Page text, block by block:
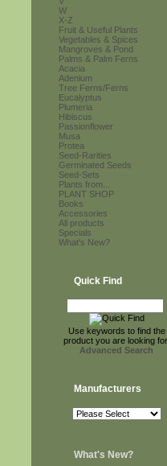
W
X-Z
Fruit & Useful Plants
Vegetables & Spices
Mangroves & Pond
Palms & Palm Ferns
Acacia
Adenium
Tree Ferns/Ferns
Eucalyptus
Plumeria
Hibiscus
Passionflower
Musa
Protea
Seed-Rarities
Germinated Seeds
Seed-Sets
Plants from...
PLANT SHOP
Books
Accessories
All products
Specials
What's New?
Quick Find
Use keywords to find the
product you are looking for.
Advanced Search
Manufacturers
What's New?